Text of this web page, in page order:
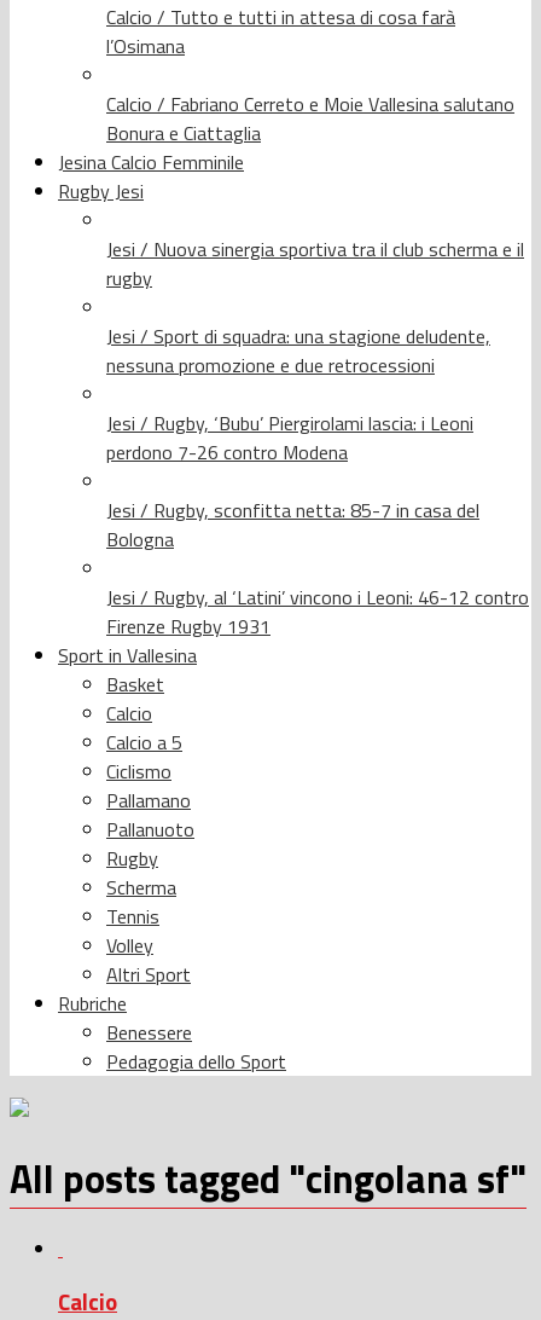
Calcio / Tutto e tutti in attesa di cosa farà
l’Osimana
Calcio / Fabriano Cerreto e Moie Vallesina salutano
Bonura e Ciattaglia
Jesina Calcio Femminile
Rugby Jesi
Jesi / Nuova sinergia sportiva tra il club scherma e il
rugby
Jesi / Sport di squadra: una stagione deludente,
nessuna promozione e due retrocessioni
Jesi / Rugby, ‘Bubu’ Piergirolami lascia: i Leoni
perdono 7-26 contro Modena
Jesi / Rugby, sconfitta netta: 85-7 in casa del
Bologna
Jesi / Rugby, al ‘Latini’ vincono i Leoni: 46-12 contro
Firenze Rugby 1931
Sport in Vallesina
Basket
Calcio
Calcio a 5
Ciclismo
Pallamano
Pallanuoto
Rugby
Scherma
Tennis
Volley
Altri Sport
Rubriche
Benessere
Pedagogia dello Sport
All posts tagged "cingolana sf"
Calcio